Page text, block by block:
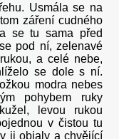
Usmála se na
záření cudného
se tu sama před
pod ní, zelenavé
a celé nebe,
se dole s ní.
modra nebes
pohybem ruky
levou rukou
v čistou tu
ji objaly a chvějící